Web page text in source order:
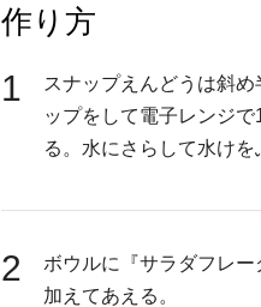
作り方
1
スナップえんどうは斜
ップをして電子レンジ
る。水にさらして水けを
2 ボウルに『サラダフレー
加えてあえる。